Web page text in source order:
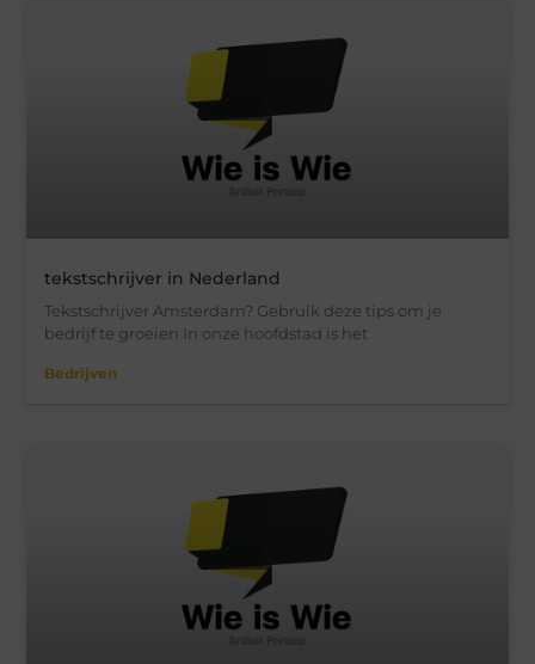
tekstschrijver in Nederland
Tekstschrijver Amsterdam? Gebruik deze tips om je
bedrijf te groeien In onze hoofdstad is het
Bedrijven